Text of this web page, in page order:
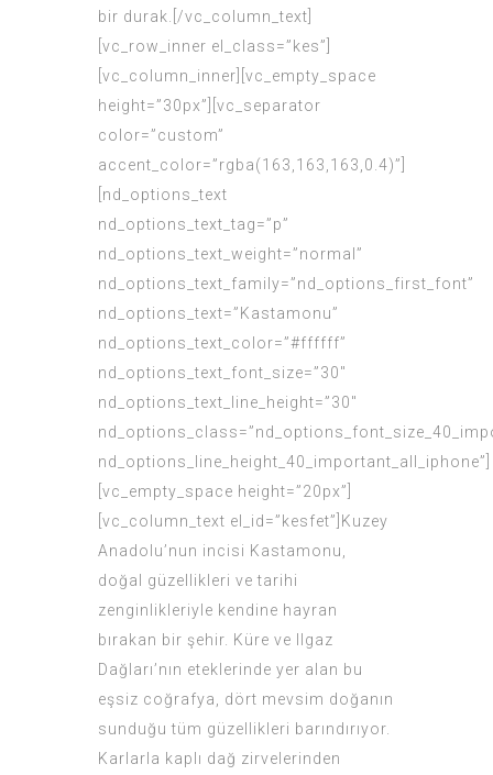
bir durak.[/vc_column_text]
[vc_row_inner el_class=”kes”]
[vc_column_inner][vc_empty_space
height=”30px”][vc_separator
color=”custom”
accent_color=”rgba(163,163,163,0.4)”]
[nd_options_text
nd_options_text_tag=”p”
nd_options_text_weight=”normal”
nd_options_text_family=”nd_options_first_font”
nd_options_text=”Kastamonu”
nd_options_text_color=”#ffffff”
nd_options_text_font_size=”30″
nd_options_text_line_height=”30″
nd_options_line_height_40_important_all_iphone”]
[vc_empty_space height=”20px”]
[vc_column_text el_id=”kesfet”]Kuzey
Anadolu’nun incisi Kastamonu,
doğal güzellikleri ve tarihi
zenginlikleriyle kendine hayran
bırakan bir şehir. Küre ve Ilgaz
Dağları’nın eteklerinde yer alan bu
eşsiz coğrafya, dört mevsim doğanın
sunduğu tüm güzellikleri barındırıyor.
Karlarla kaplı dağ zirvelerinden